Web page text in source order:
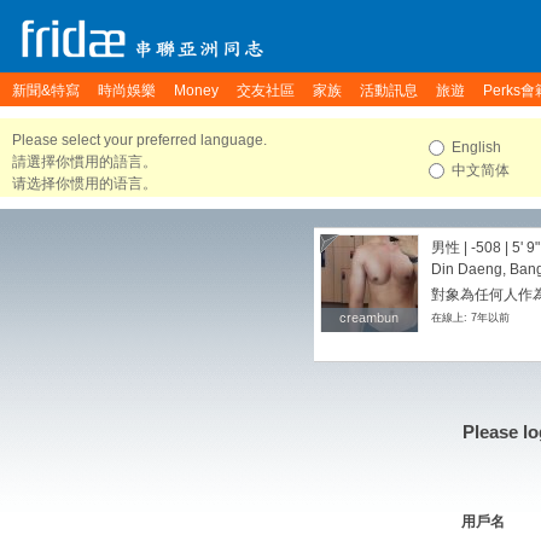
新聞&特寫 時尚娛樂 Money 交友社區 家族 活動訊息 旅遊 Perks會
Please select your preferred language.
請選擇你慣用的語言。
请选择你惯用的语言。
English
中文简体
creambun
creambun
男性 | -508 | 5' 9"
Din Daeng,
對象為任何人作
在線上: 7年以前
Please
用戶名